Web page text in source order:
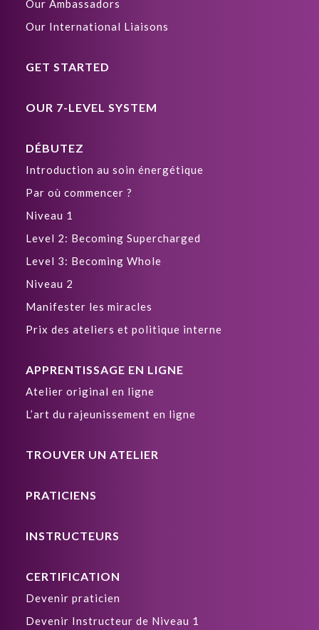
Our Ambassadors
Our International Liaisons
GET STARTED
OUR 7-LEVEL SYSTEM
DÉBUTEZ
Introduction au soin énergétique
Par où commencer ?
Niveau 1
Level 2: Becoming Supercharged
Level 3: Becoming Whole
Niveau 2
Manifester les miracles
Prix des ateliers et politique interne
APPRENTISSAGE EN LIGNE
Atelier original en ligne
L’art du rajeunissement en ligne
TROUVER UN ATELIER
PRATICIENS
INSTRUCTEURS
CERTIFICATION
Devenir praticien
Devenir Instructeur de Niveau 1